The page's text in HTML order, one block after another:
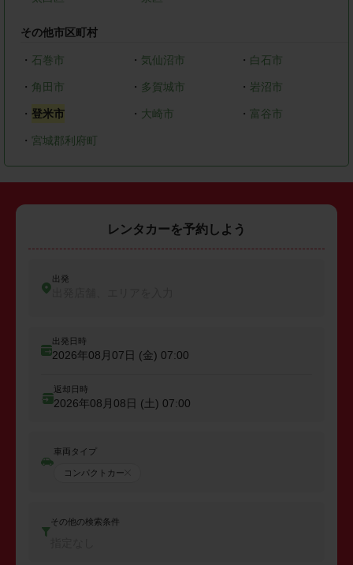
その他市区町村
・ 石巻市 ・ 気仙沼市 ・ 白石市
・ 角田市 ・ 多賀城市 ・ 岩沼市
・ 登米市 ・ 大崎市 ・ 富谷市
・ 宮城郡利府町
レンタカーを予約しよう
出発
出発日時
2026年08月07日 (金) 07:00
返却日時
2026年08月08日 (土) 07:00
車両タイプ
コンパクトカー
その他の検索条件